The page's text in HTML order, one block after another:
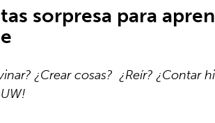
sorpresa para
¿Crear cosas? ¿Reír? ¿Contar